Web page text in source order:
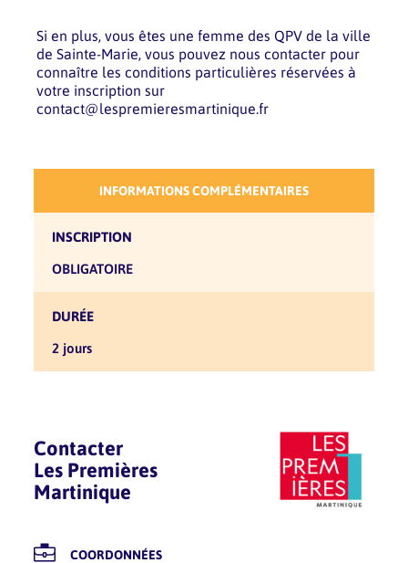
Si en plus, vous êtes une femme des QPV de la ville
de Sainte-Marie, vous pouvez nous contacter pour
connaître les conditions particulières réservées à
votre inscription sur
contact@lespremieresmartinique.fr
INFORMATIONS COMPLÉMENTAIRES
INSCRIPTION
OBLIGATOIRE
DURÉE
2 jours
Contacter
Les Premières
Martinique
COORDONNÉES